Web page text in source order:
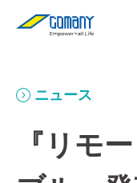
ニュース
『リモ